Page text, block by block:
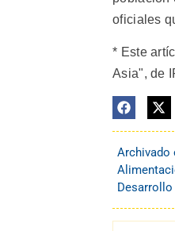
oficiales
* Este
Asia", de
Archivado